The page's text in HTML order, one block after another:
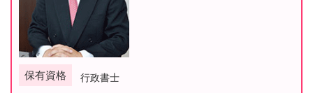
保有資格 行政書士